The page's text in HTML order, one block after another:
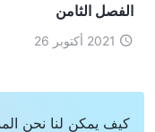
الفصل الثامن
2021 أكتوبر 26
كيف يمكن لنا نحن